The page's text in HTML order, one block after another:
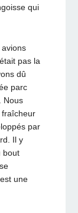
qui
pas la
dû
parc
Nous
fraîcheur
par
Il y
bout
une